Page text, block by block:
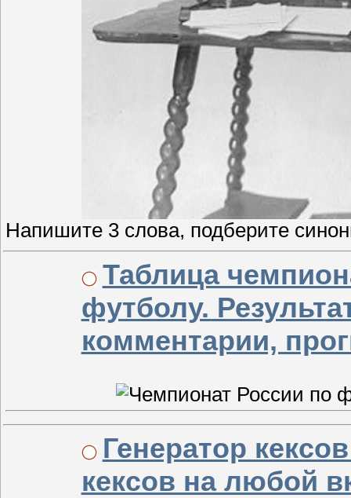
Напишите 3 слова, подберите
Таблица
футболу.
комментарии,
Генератор
кексов на любой